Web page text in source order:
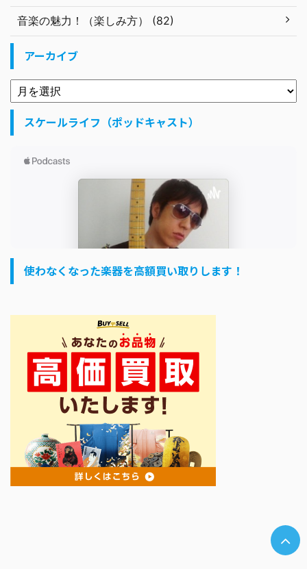
音楽の魅力！（楽しみ方） (82)
アーカイブ
スケールライフ（ポッドキャスト）
使わなくなった楽器を高額買い取りします！